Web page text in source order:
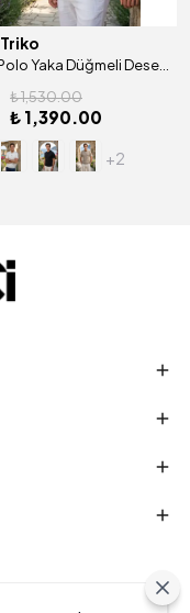
Erkek Polo Yaka Düğmeli Desenli Kısa Kollu Tişört Klasik Kalıp - 5318
₺ 1,530.00
₺ 1,390.00
+2